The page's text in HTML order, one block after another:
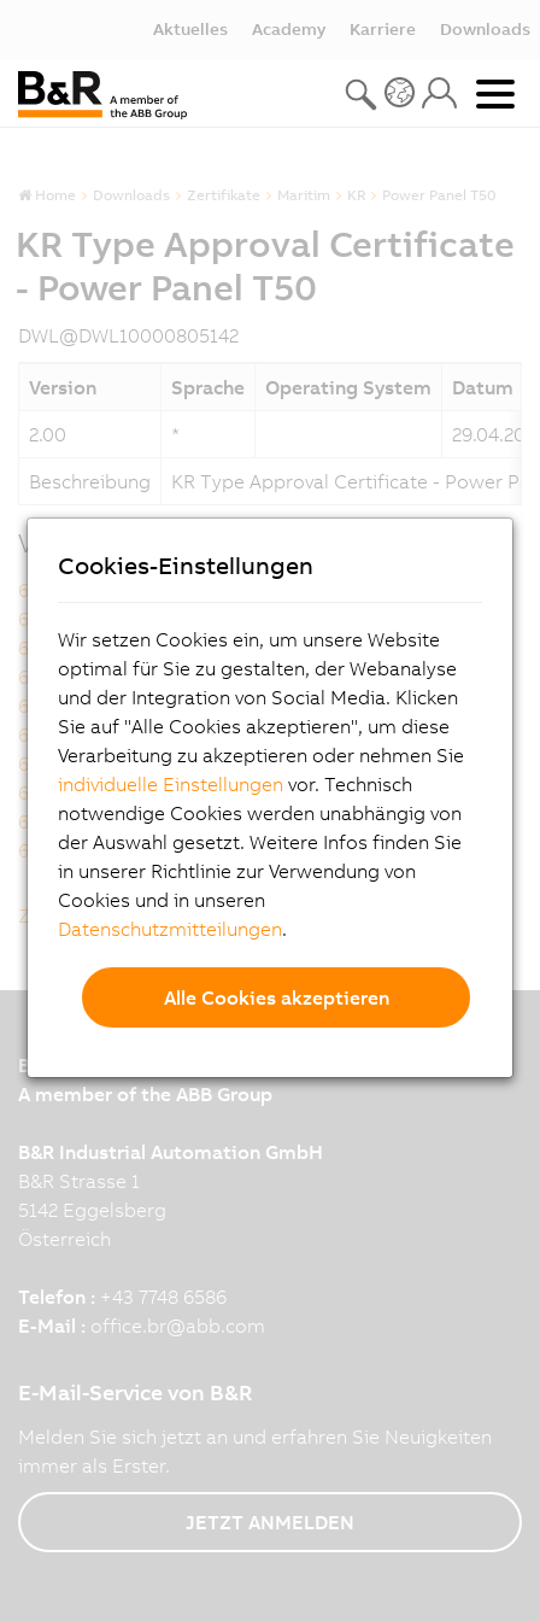
Aktuelles Academy Karriere Downloads
Home Downloads Zertifikate Maritim KR Power Panel T50
KR Type Approval Certificate
- Power Panel T50
DWL@DWL10000805142
Version Sprache Operating System
Datum
2.00
*
Beschreibung
KR Type Approval Certificate - Power
Verwandte Produkte
6PPT50.0502-10A
6PPT50.0502-16A
6PPT50.0702-10A
6PPT50.0702-10B
6PPT50.0702-16A
6PPT50.0702-16B
6PPT50.101E-10A
6PPT50.101E-10B
6PPT50.101E-16A
6PPT50.101E-16B
6PPT50.121E-10A
6PPT50.121E-10B
6PPT50.121E-16A
6PPT50.121E-16B
6PPT50.156B-10A
6PPT50.156B-10B
6PPT50.156B-16A
6PPT50.156B-16B
Zurück zur Gesamtliste
B&R
A member of the ABB Group
B&R Industrial Automation GmbH
B&R Strasse 1
5142 Eggelsberg
Österreich
Telefon : +43 7748 6586
E-Mail : office.br@abb.com
E-Mail-Service von B&R
Melden Sie sich jetzt an und erfahren Sie Neuigkeiten
immer als Erster.
JETZT ANMELDEN
Cookies-Einstellungen
Wir setzen Cookies ein, um unsere Website
optimal für Sie zu gestalten, der Webanalyse
und der Integration von Social Media. Klicken
Sie auf "Alle Cookies akzeptieren", um diese
Verarbeitung zu akzeptieren oder nehmen Sie
individuelle Einstellungen vor. Technisch
notwendige Cookies werden unabhängig von
der Auswahl gesetzt. Weitere Infos finden Sie
in unserer Richtlinie zur Verwendung von
Cookies und in unseren
Datenschutzmitteilungen.
Alle Cookies akzeptieren